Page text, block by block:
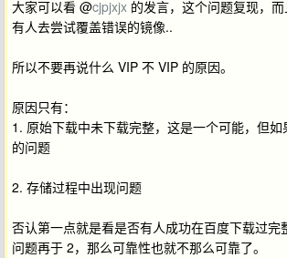
大家可以看 @cjpjxjx 的发言，这个问题复现，
有人去尝试覆盖错误的镜像..
所以不要再说什么 VIP 不 VIP 的原因。
原因只有：
1. 原始下载中未下载完整，这是一个可能，但
的问题
2. 存储过程中出现问题
否认第一点就是看是否有人成功在百度下载过完
问题再于 2，那么可靠性也就不那么可靠了。